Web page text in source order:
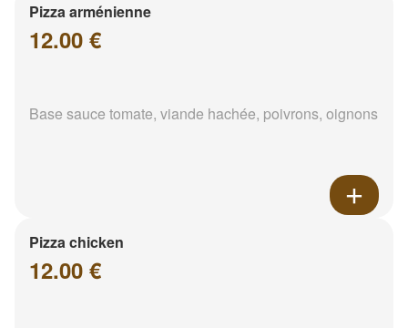
Pizza arménienne
12.00 €
Base sauce tomate, viande hachée, poivrons, oignons
Pizza chicken
12.00 €